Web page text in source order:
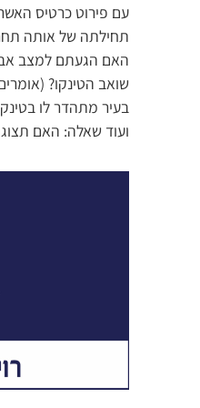
עם פירוט כרטיס
תחילתה של אותה
האם הגעתם למצב
שואב הטינקו?
בעיר מתהדר לו
ועוד שאלה: האם